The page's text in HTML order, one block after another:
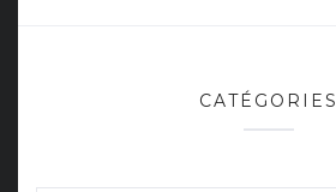
CATÉGORIES